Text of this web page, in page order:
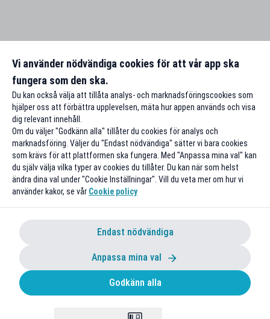
Vi använder nödvändiga cookies för att vår app ska
fungera som den ska.
Du kan också välja att tillåta analys- och marknadsföringscookies som
hjälper oss att förbättra upplevelsen, mäta hur appen används och visa
dig relevant innehåll.
Om du väljer "Godkänn alla" tillåter du cookies för analys och
marknadsföring. Väljer du "Endast nödvändiga" sätter vi bara cookies
som krävs för att plattformen ska fungera. Med "Anpassa mina val" kan
du själv välja vilka typer av cookies du tillåter. Du kan när som helst
ändra dina val under "Cookie Inställningar". Vill du veta mer om hur vi
använder kakor, se vår Cookie policy
Endast nödvändiga
Anpassa mina val
Godkänn alla